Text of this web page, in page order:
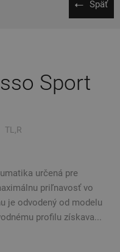
Späť
Sport
TL,R
určená pre
priľnavosť vo
je odvodený od modelu
profilu získava...